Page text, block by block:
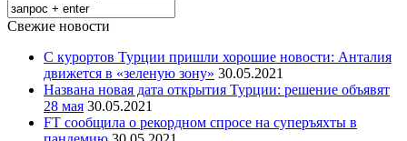
Свежие новости
С курортов Турции пришли хорошие новости: Анталия
движется в «зеленую зону» 30.05.2021
Названа новая дата открытия Турции: решение объявят
28 мая 30.05.2021
FT сообщила о рекордном спросе на суперъяхты в